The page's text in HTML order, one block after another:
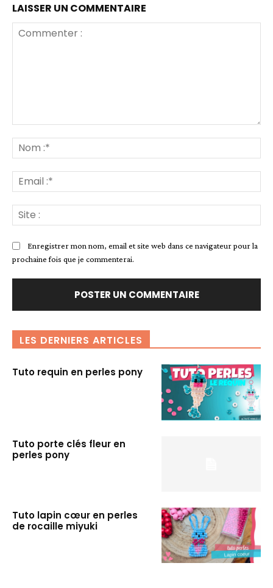
LAISSER UN COMMENTAIRE
:*
:*
:
Enregistrer mon nom, email et site web dans ce navigateur pour la
prochaine fois que je commenterai.
LES DERNIERS ARTICLES
Tuto requin en perles pony
Tuto porte clés fleur en
perles pony
Tuto lapin cœur en perles
de rocaille miyuki